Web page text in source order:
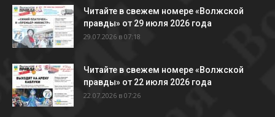
Читайте в свежем номере «Волжской
правды» от 29 июля 2026 года
29.07.2026 в 07:18
Читайте в свежем номере «Волжской
правды» от 22 июля 2026 года
22.07.2026 в 07:26